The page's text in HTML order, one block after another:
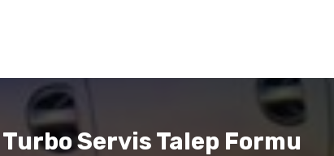
Turbo Servis Talep Formu